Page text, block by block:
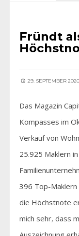
Fründt
29. SEPTEMBER 2020
Das Magazin
Kompasses im
Verkauf von
25.925 Maklern
396 Top-Maklern
die Höchstnote
mich sehr, dass